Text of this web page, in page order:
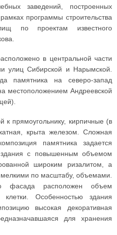
заведений, построенных
программы строительства
по проектам известного
в центральной части
улиц Сибирской и Нарымской.
памятника на северо-запад
местоположением Андреевской
к прямоугольнику, кирпичные (в
крыта железом. Сложная
памятника задается
здания с повышенным объемом
широким ризалитом, а
по масштабу, объемами.
фасада расположен объем
клетки. Особенностью здания
высокая декоративная
для хранения